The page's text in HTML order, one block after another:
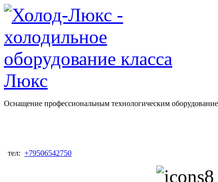
Оснащение профессиональным технологическим
тел: +79506542750